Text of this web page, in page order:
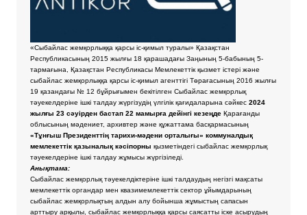
«Сыбайлас жемқорлыққа қарсы іс-қимыл туралы» Қазақстан
Республикасының 2015 жылғы 18 қарашадағы Заңының 5-бабының 5-
тармағына, Қазақстан Республикасы Мемлекеттік қызмет істері және
сыбайлас жемқорлыққа қарсы іс-қимыл агенттігі Төрағасының 2016 жылғы
19 қазандағы № 12 бұйрығымен бекітілген Сыбайлас жемқорлық
тәуекелдеріне ішкі талдау жүргізудің үлгілік қағидаларына сәйкес2024
жылғы 23 сәуірден бастап 22 мамырға дейінгі кезеңде Қарағанды
облысының мәдениет, архивтер және құжаттама басқармасының
«Тұнғыш Президенттің тарихи-мәдени орталығы» коммуналдық
мемлекеттік қазыналық кәсіпорны қызметіндегі сыбайлас жемқорлық
тәуекелдеріне ішкі талдау жұмысы жүргізіледі.
Анықтама:
Сыбайлас жемқорлық тәуекелдіктеріне ішкі талдаудың негізгі мақсаты
мемлекеттік органдар мен квазимемлекеттік сектор ұйымдарының
сыбайлас жемқорлықтың алдын алу бойынша жұмыстың сапасын
арттыру арқылы, сыбайлас жемқорлыққа қарсы саясатты іске асырудың